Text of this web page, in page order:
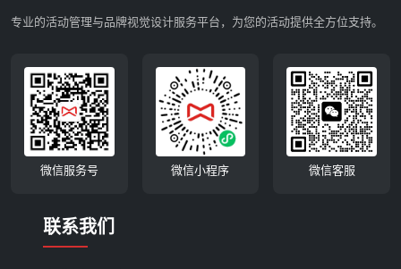
专业的活动管理与品牌视觉设计服务平台，为您的活动提供全方位支持。
微信服务号 微信小程序 微信客服
联系我们